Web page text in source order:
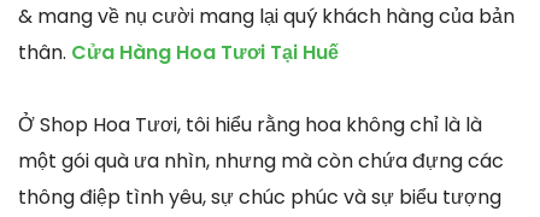
& mang về nụ cười mang lại quý khách hàng của bản
thân. Cửa Hàng Hoa Tươi Tại Huế
Ở Shop Hoa Tươi, tôi hiểu rằng hoa không chỉ là là
một gói quà ưa nhìn, nhưng mà còn chứa đựng các
thông điệp tình yêu, sự chúc phúc và sự biểu tượng